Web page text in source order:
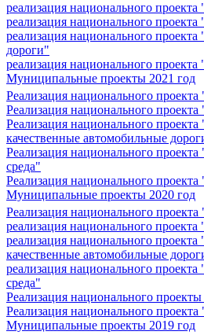
реализация национального проекта
реализация национального
реализация национального
дороги"
реализация национального
Муниципальные проекты 2021 год
Реализация национального
Реализация национального
Реализация национального
качественные автомобильные
Реализация национального
среда"
Реализация национального проекта
Муниципальные проекты 2020 год
Реализация национального
реализация национального
реализация национального проекта
качественные автомобильные
реализация национального
среда"
Реализация национального
Реализация национального проекта
Муниципальные проекты 2019 год